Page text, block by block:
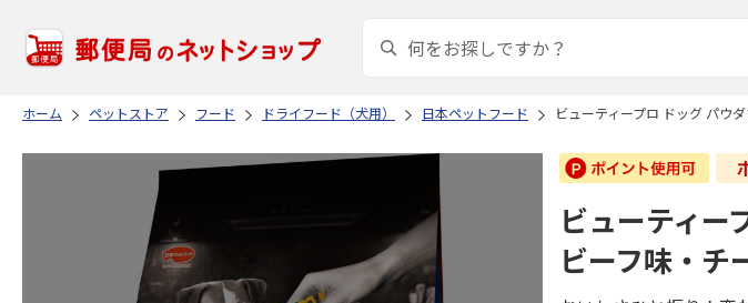
ホーム ペットストア フード ドライフード（犬用） 日本ペットフード ビューティープロ ドッグ パウ
ビューティー
ビーフ味・チ